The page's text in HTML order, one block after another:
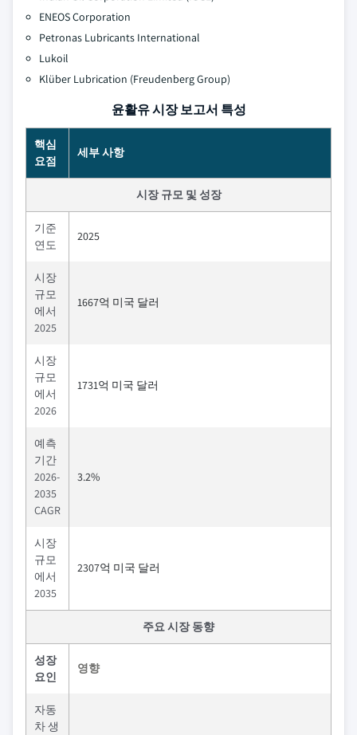
ENEOS Corporation
Petronas Lubricants International
Lukoil
Klüber Lubrication (Freudenberg Group)
윤활유 시장 보고서 특성
핵심
요점
세부 사항
시장 규모 및 성장
기준
연도
2025
시장
규모
에서
2025
1667억 미국 달러
시장
규모
에서
2026
1731억 미국 달러
예측
기간
2026-
2035
CAGR
3.2%
시장
규모
에서
2035
2307억 미국 달러
주요 시장 동향
성장
요인
영향
자동
차 생